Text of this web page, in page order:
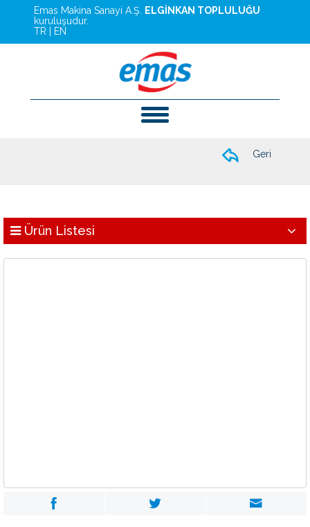
Emas Makina Sanayi A.Ş.
ELGİNKAN TOPLULUĞU
kuruluşudur.
TR
EN
Geri
Ürün Listesi